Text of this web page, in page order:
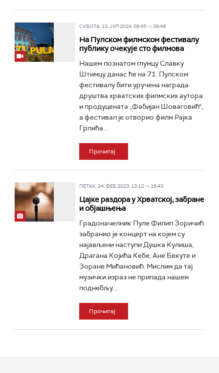
СУБОТА, 13. ЈУЛ 2024, 09:45 -> 09:49
На Пулском филмском фестивалу
публику очекује сто филмова
Нашем познатом глумцу Славку
Штимцу данас ће на 71. Пулском
фестивалу бити уручена награда
друштва хрватских филмских аутора
и продуцената „Фабијан Шоваговић“,
а фестивал је отворио филм Рајка
Грлића...
Прочитај
ПЕТАК, 24. ФЕБ 2023, 13:12 -> 16:43
Цајке раздора у Хрватској, забране
и објашњења
Градоначелник Пуле Филип Зоричић
забранио је концерт на којем су
најављени наступи Душка Кулиша,
Драгана Којића Кебе, Ане Бекуте и
Зоране Мићановић. Мислим да тај
музички израз не припада нашем
поднебљу...
Прочитај